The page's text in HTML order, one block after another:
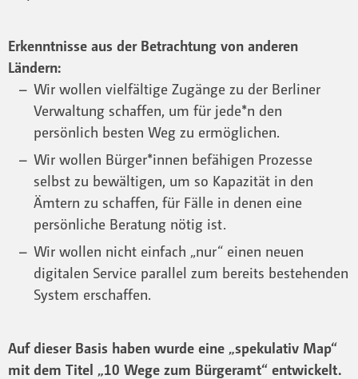
Erkenntnisse aus der Betrachtung von anderen
Ländern:
Wir wollen vielfältige Zugänge zu der Berliner
Verwaltung schaffen, um für jede*n den
persönlich besten Weg zu ermöglichen.
Wir wollen Bürger*innen befähigen Prozesse
selbst zu bewältigen, um so Kapazität in den
Ämtern zu schaffen, für Fälle in denen eine
persönliche Beratung nötig ist.
Wir wollen nicht einfach „nur“ einen neuen
digitalen Service parallel zum bereits bestehenden
System erschaffen.
Auf dieser Basis haben wurde eine „spekulativ Map“
mit dem Titel „10 Wege zum Bürgeramt“ entwickelt.